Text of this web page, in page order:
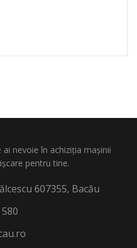
nevoie în achiziția mașinii
pentru tine.
607355, Bacău